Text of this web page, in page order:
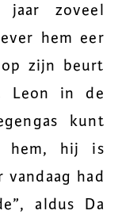
jaar zoveel
hem eer
zijn beurt
Leon in de
kunt
hem, hij is
had
aldus Da